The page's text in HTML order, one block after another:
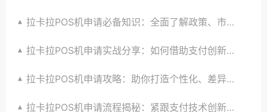
拉卡拉POS机申请必备知识：全面了解政策、市场、技术与创新趋势
拉卡拉POS机申请实战分享：如何借助支付创新技术提升商户运营效益与效率
拉卡拉POS机申请攻略：助你打造个性化、差异化支付体验以提升竞争力
拉卡拉POS机申请流程揭秘：紧跟支付技术创新步伐，抢占市场先机